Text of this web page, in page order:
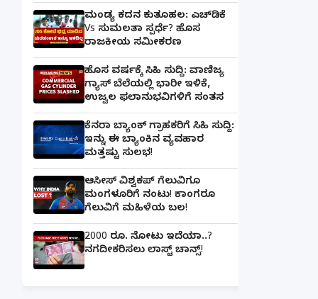
ಮಂಡ್ಯ ಕದನ ಕುತೂಹಲ: ಎಚ್‌ಡಿಕೆ
Vs ಸುಮಲತಾ ಸ್ಪರ್ಧೆ? ಹೊಸ
ರಾಜಕೀಯ ಸಮೀಕರಣ
ಹೊಸ ವರ್ಷಕ್ಕೆ ಸಿಹಿ ಸುದ್ದಿ: ವಾಣಿಜ್ಯ
ಗ್ಯಾಸ್‌ ಬೆಲೆಯಲ್ಲಿ ಭಾರೀ ಇಳಿಕೆ,
ಉಜ್ವಲ ಫಲಾನುಭವಿಗಳಿಗೆ ಸಂತಸ
ಕೆನರಾ ಬ್ಯಾಂಕ್‌ ಗ್ರಾಹಕರಿಗೆ ಸಿಹಿ ಸುದ್ದಿ:
ಇನ್ನು ಈ ಬ್ಯಾಂಕಿನ ವ್ಯವಹಾರ
ಮತ್ತಷ್ಟು ಸುಲಭ!
ಆಸೀಸ್ ವಿಶ್ವಕಪ್ ಗೆಲುವಿಗೂ
ಮಂಗಳೂರಿಗೆ ನಂಟು! ಕಾಂಗರೂ
ಗೆಲುವಿಗೆ ಮಹಿಳೆಯ ಬಲ!
2000 ರೂ. ನೋಟು ಇದೆಯಾ..?
ನಗದೀಕರಿಸಲು ಲಾಸ್ಟ್‌ ಚಾನ್ಸ್‌!